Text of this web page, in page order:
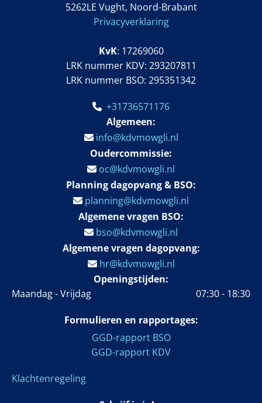
5262LE Vught, Noord-Brabant
Privacyverklaring
KvK: 17269060
LRK nummer KDV: 293207811
LRK nummer BSO: 295351342
 +31736571176
Algemeen:
 info@kdvmowgli.nl
Oudercommissie:
 oc@kdvmowgli.nl
Planning dagopvang & BSO:
 planning@kdvmowgli.nl
Algemene vragen BSO:
 bso@kdvmowgli.nl
Algemene vragen dagopvang:
hr@kdvmowgli.nl
Openingstijden:
Maandag - Vrijdag
07:30 - 18:30
Formulieren en rapportages:
GGD-rapport BSO
GGD-rapport KDV
Klachtenregeling